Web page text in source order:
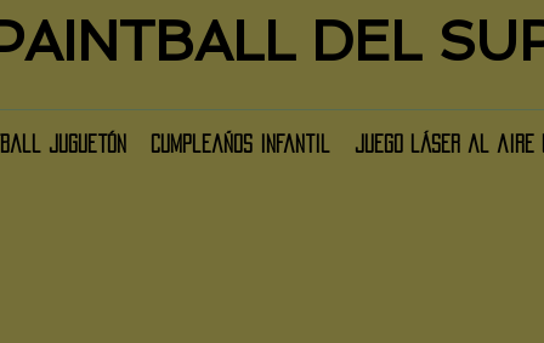
DEL
juguetón cumpleaños infantil Juego láser al aire